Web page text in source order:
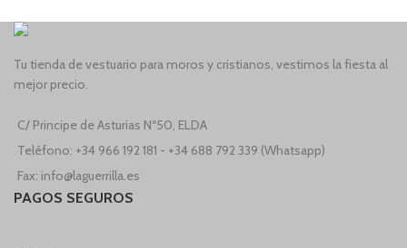
Tu tienda de vestuario para moros y cristianos, vestimos la fiesta al
mejor precio.
C/ Principe de Asturias Nº50, ELDA
Teléfono: +34 966 192 181 - +34 688 792 339 (Whatsapp)
Fax: info@laguerrilla.es
PAGOS SEGUROS